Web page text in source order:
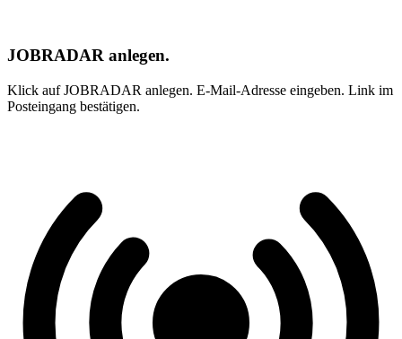
JOBRADAR anlegen.
Klick auf JOBRADAR anlegen. E-Mail-Adresse eingeben. Link im
Posteingang bestätigen.